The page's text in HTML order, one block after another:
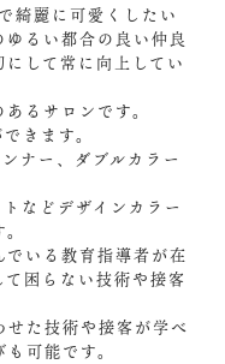
綺麗に可愛くしたい
るい都合の良い仲良
して常に向上してい
るサロンです。
きます。
ナー、ダブルカラー
などデザインカラー
いる教育指導者が在
困らない技術や接客
た技術や接客が学べ
可能です。